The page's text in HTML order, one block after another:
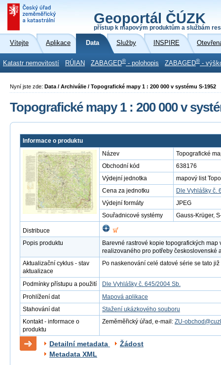
Geoportál ČÚZK
přístup k mapovým produktům a službám
Vítejte Aplikace Data Služby INSPIRE
Katastr nemovitostí RÚIAN ZABAGED® - polohopis ZABAGED® -
Nyní jste zde: Data / Archiválie / Topografické mapy 1 : 200 000 v systému S-1952
Topografické mapy 1 : 200 000 v
Informace o produktu
Název
Topografické
Obchodní kód
638176
Výdejní jednotka
mapový list
Cena za jednotku
Dle Vyhlášky č.
Výdejní formáty
JPEG
Souřadnicové systémy
Gauss-Krüger,
Distribuce
Popis produktu
Barevné rastrové kopie topografických
realizovaného pro potřeby československé
Aktualizační cyklus - stav
aktualizace
Po naskenování celé datové série se tato
Podmínky přístupu a použití
Dle Vyhlášky č. 645/2004 Sb.
Prohlížení dat
Mapová aplikace
Stahování dat
Stažení ukázkového souboru
Kontakt - informace o
produktu
Zeměměřický úřad, e-mail: ZU-
Detailní metadata
Žádost
Metadata XML